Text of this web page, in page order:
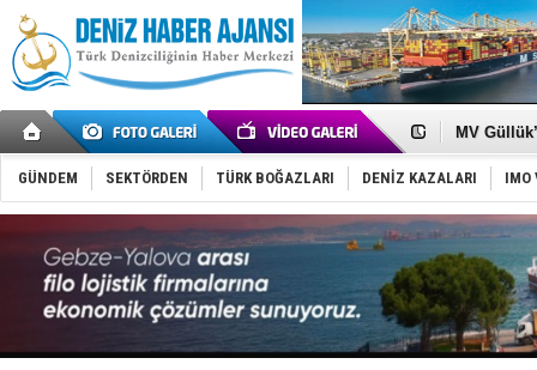
Şahika
MV
Denizde
Füze ve
İran
Uzmanlar
Gemi
Makine
Dron
'REGAL
Gemide 5
Yakıt
GÜNDEM SEKTÖRDEN TÜRK BOĞAZLARI DENİZ KAZALARI IMO